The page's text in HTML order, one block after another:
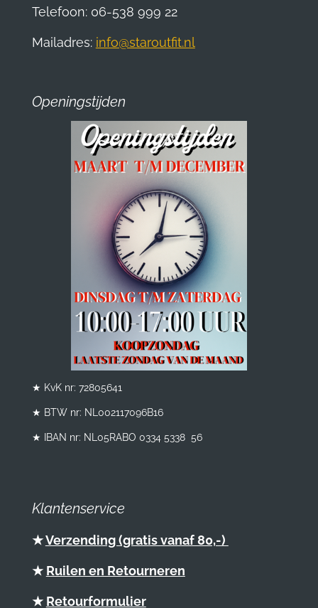
Telefoon: 06-538 999 22
Mailadres: info@staroutfit.nl
Openingstijden
★ KvK nr: 72805641
★ BTW nr: NL002117096B16
★ IBAN nr: NL05RABO 0334 5338 56
Klantenservice
★Verzending (gratis vanaf 80,-)
★ Ruilen en Retourneren
★ Retourformulier